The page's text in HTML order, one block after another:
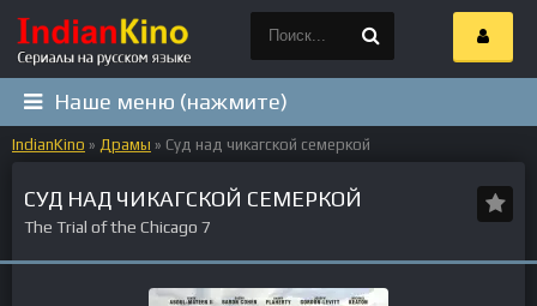
Наше меню (нажмите)
IndianKino » Драмы » Суд над чикагской семеркой
СУД НАД ЧИКАГСКОЙ СЕМЕРКОЙ
The Trial of the Chicago 7